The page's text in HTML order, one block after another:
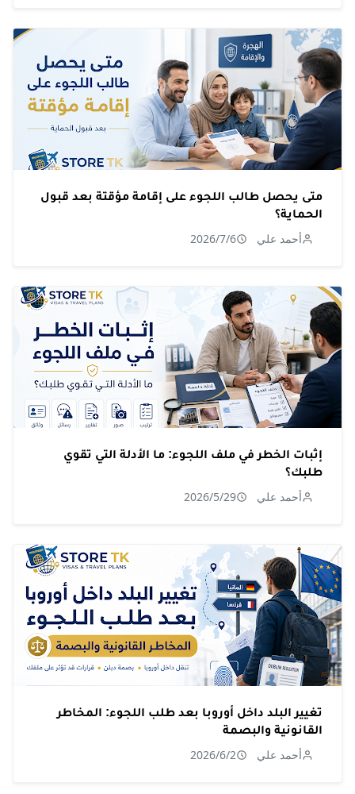
متى يحصل طالب اللجوء على إقامة مؤقتة بعد قبول
الحماية؟
أحمد علي 2026/7/6
إثبات الخطر في ملف اللجوء: ما الأدلة التي تقوي
طلبك؟
أحمد علي 2026/5/29
تغيير البلد داخل أوروبا بعد طلب اللجوء: المخاطر
القانونية والبصمة
أحمد علي 2026/6/2